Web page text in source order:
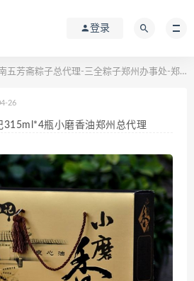
登录
斋粽子总代理-三全粽子郑州办事处-郑州思念粽子厂家
26
315ml*4瓶小磨香油郑州总代理